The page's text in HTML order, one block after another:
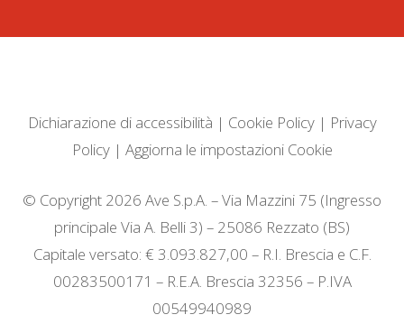
Dichiarazione di accessibilità | Cookie Policy| Privacy
Policy| Aggiorna le impostazioni Cookie
© Copyright 2026 Ave S.p.A. – Via Mazzini 75 (Ingresso
principale Via A. Belli 3) – 25086 Rezzato (BS)
Capitale versato: € 3.093.827,00 – R.I. Brescia e C.F.
00283500171 – R.E.A. Brescia 32356 – P.IVA
00549940989